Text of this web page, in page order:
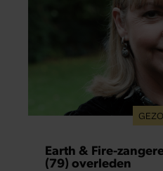
Earth & Fire-
(79) overleden